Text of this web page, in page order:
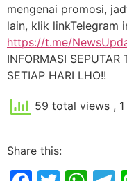
mengenai promosi,
lain, klik linkTelegram
https://t.me/
INFORMASI SEPUTAR
SETIAP HARI LHO!!
59 total views ,
Share this: